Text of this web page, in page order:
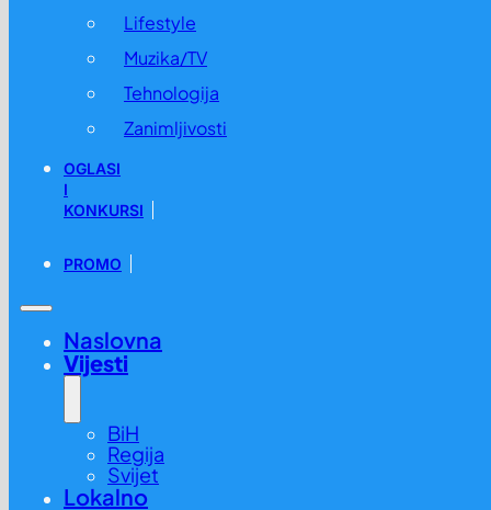
Lifestyle
Muzika/TV
Tehnologija
Zanimljivosti
OGLASI
I
KONKURSI
PROMO
Naslovna
Vijesti
BiH
Regija
Svijet
Lokalno